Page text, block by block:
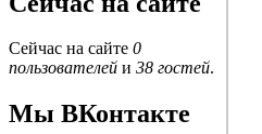
Сейчас на сайте 0
пользователей и 38 гостей.
Мы ВКонтакте